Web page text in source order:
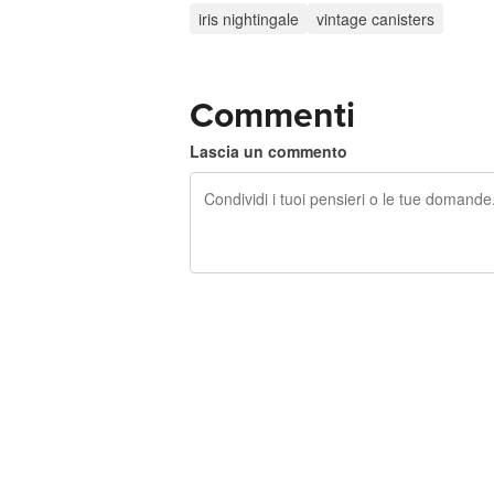
iris nightingale vintage canisters
Commenti
Lascia un commento